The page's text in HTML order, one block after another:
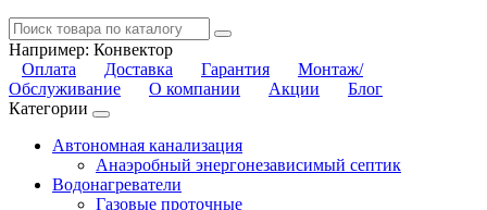
Например: Конвектор
Оплата
Доставка Гарантия
Монтаж/
Обслуживание
О компании Акции
Блог
Категории
Автономная канализация
Анаэробный энергонезависимый септик
Водонагреватели
Газовые проточные